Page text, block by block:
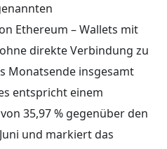
Ethereum – Wallets mit
direkte Verbindung zu
Monatsende insgesamt
entspricht einem
35,97 % gegenüber den
und markiert das